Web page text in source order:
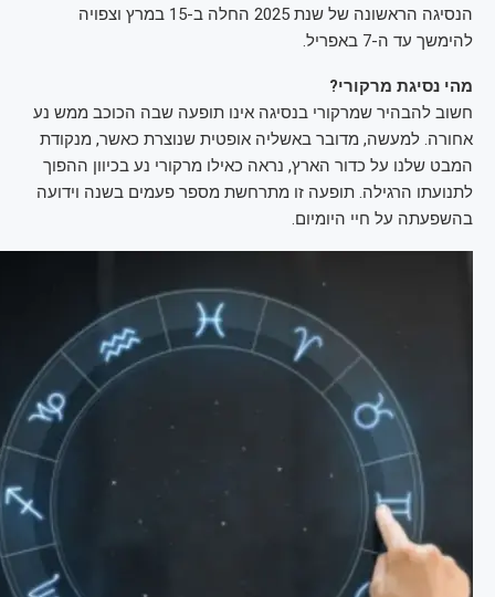
הנסיגה הראשונה של שנת 2025 החלה ב-15 במרץ וצפויה
להימשך עד ה-7 באפריל.
מהי נסיגת מרקורי?
חשוב להבהיר שמרקורי בנסיגה אינו תופעה שבה הכוכב ממש נע
אחורה. למעשה, מדובר באשליה אופטית שנוצרת כאשר, מנקודת
המבט שלנו על כדור הארץ, נראה כאילו מרקורי נע בכיוון ההפוך
לתנועתו הרגילה. תופעה זו מתרחשת מספר פעמים בשנה וידועה
בהשפעתה על חיי היומיום.